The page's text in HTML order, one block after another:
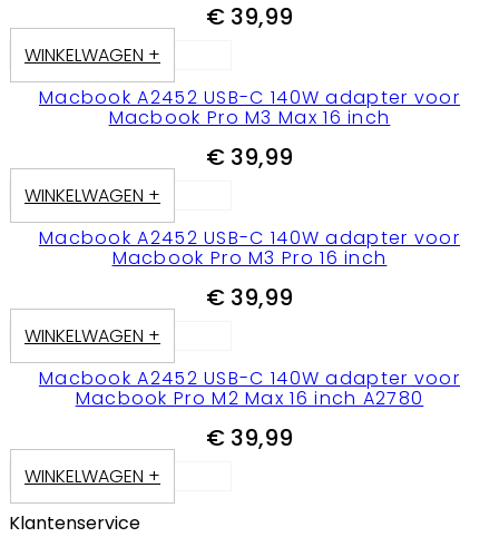
€ 39,99
WINKELWAGEN +
Macbook A2452 USB-C 140W adapter voor
Macbook Pro M3 Max 16 inch
€ 39,99
WINKELWAGEN +
Macbook A2452 USB-C 140W adapter voor
Macbook Pro M3 Pro 16 inch
€ 39,99
WINKELWAGEN +
Macbook A2452 USB-C 140W adapter voor
Macbook Pro M2 Max 16 inch A2780
€ 39,99
WINKELWAGEN +
Klantenservice